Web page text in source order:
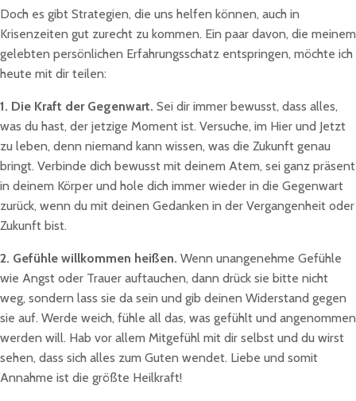
Doch es gibt Strategien, die uns helfen können, auch in
Krisenzeiten gut zurecht zu kommen. Ein paar davon, die meinem
gelebten persönlichen Erfahrungsschatz entspringen, möchte ich
heute mit dir teilen:
1. Die Kraft der Gegenwart. Sei dir immer bewusst, dass alles,
was du hast, der jetzige Moment ist. Versuche, im Hier und Jetzt
zu leben, denn niemand kann wissen, was die Zukunft genau
bringt. Verbinde dich bewusst mit deinem Atem, sei ganz präsent
in deinem Körper und hole dich immer wieder in die Gegenwart
zurück, wenn du mit deinen Gedanken in der Vergangenheit oder
Zukunft bist.
2. Gefühle willkommen heißen. Wenn unangenehme Gefühle
wie Angst oder Trauer auftauchen, dann drück sie bitte nicht
weg, sondern lass sie da sein und gib deinen Widerstand gegen
sie auf. Werde weich, fühle all das, was gefühlt und angenommen
werden will. Hab vor allem Mitgefühl mit dir selbst und du wirst
sehen, dass sich alles zum Guten wendet. Liebe und somit
Annahme ist die größte Heilkraft!